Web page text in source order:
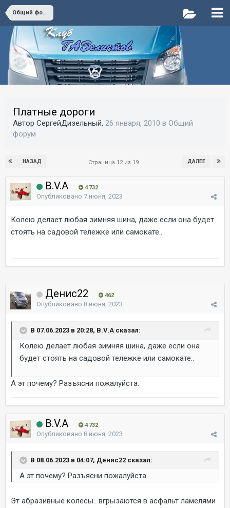
Общий форум
Платные дороги
Автор СергейДизельный, 26 января, 2010 в Общий
форум
НАЗАД ДАЛЕЕ
Страница 12 из 19
B.V.A 4 732
Опубликовано 7 июня, 2023
Колею делает любая зимняя шина, даже если она будет
стоять на садовой тележке или самокате..
Денис22 462
Опубликовано 8 июня, 2023
В 07.06.2023 в 20:28, B.V.A сказал:
Колею делает любая зимняя шина, даже если она
будет стоять на садовой тележке или самокате..
А эт почему? Разъясни пожалуйста.
B.V.A 4 732
Опубликовано 8 июня, 2023
В 08.06.2023 в 04:07, Денис22 сказал:
А эт почему? Разъясни пожалуйста.
Эт абразивные колесы.. вгрызаются в асфальт ламелями